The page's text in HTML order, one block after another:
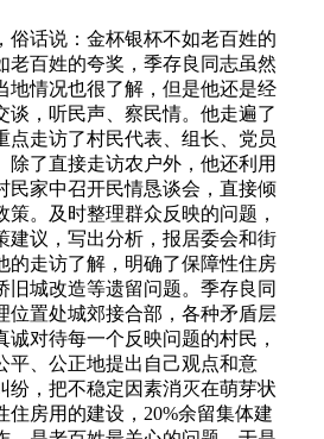
俗话说：金杯银杯不如老百姓的
老百姓的夸奖，季存良同志虽然
地情况也很了解，但是他还是经
谈，听民声、察民情。他走遍了
点走访了村民代表、组长、党员
除了直接走访农户外，他还利用
民家中召开民情恳谈会，直接倾
策。及时整理群众反映的问题，
建议，写出分析，报居委会和街
的走访了解，明确了保障性住房
旧城改造等遗留问题。季存良同
位置处城郊接合部，各种矛盾层
诚对待每一个反映问题的村民，
平、公正地提出自己观点和意
纷，把不稳定因素消灭在萌芽状
住房用的建设，20%余留集体建